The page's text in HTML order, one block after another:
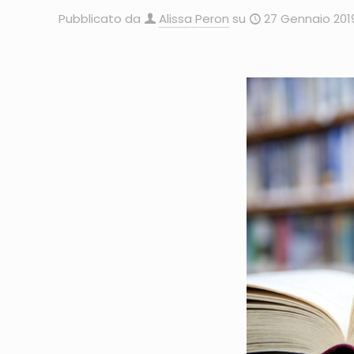
Pubblicato da Alissa Peron su 27 Gennaio